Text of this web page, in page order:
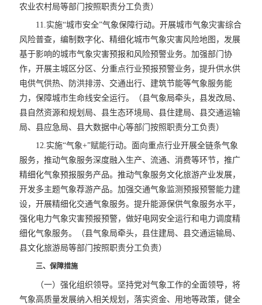
农业农村局等部门按照职责分工负责）
11.实施“城市安全”气象保障行动。开展城市气象灾害综合
风险普查，编制数字化、精细化城市气象灾害风险地图，发展
基于影响的城市气象灾害预报和风险预警业务。加强部门协
作，开展主城区分区、分重点行业预报预警业务，提升供水供
电供气供热、防洪排涝、交通出行、建筑节能等气象服务能
力，保障城市生命线安全运行。（县气象局牵头，县发改局、
县自然资源和规划局、县生态环境局、县住建局、县交通运输
局、县应急局、县大数据中心等部门按照职责分工负责）
12.实施“气象+”赋能行动。面向重点行业开展全链条气象
服务，推动气象服务深度融入生产、流通、消费等环节，推广
精细化气象预报服务产品。推动气象服务文化旅游产业发展，
开发多主题气象荐游产品。加强交通气象监测预报预警能力建
设，开展精细化交通气象服务。提升能源保供气象服务水平，
强化电力气象灾害预报预警，做好电网安全运行和电力调度精
细化气象服务。（县气象局牵头，县住建局、县交通运输局、
县文化旅游局等部门按照职责分工负责）
三、保障措施
（一）强化组织领导。坚持党对气象工作的全面领导，将
气象高质量发展纳入相关规划，落实资金、用地等政策，健全